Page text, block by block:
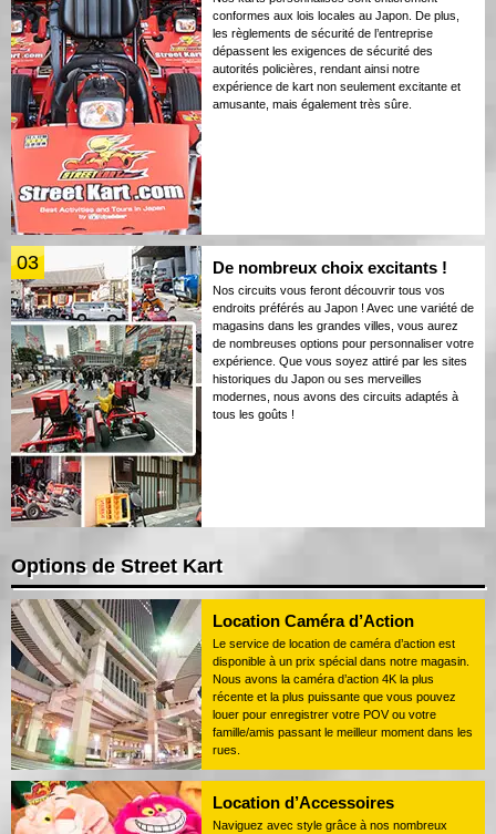
conformes aux lois locales au Japon. De plus,
les règlements de sécurité de l’entreprise
dépassent les exigences de sécurité des
autorités policières, rendant ainsi notre
expérience de kart non seulement excitante et
amusante, mais également très sûre.
03 De nombreux choix excitants !
Nos circuits vous feront découvrir tous vos
endroits préférés au Japon ! Avec une variété de
magasins dans les grandes villes, vous aurez
de nombreuses options pour personnaliser votre
expérience. Que vous soyez attiré par les sites
historiques du Japon ou ses merveilles
modernes, nous avons des circuits adaptés à
tous les goûts !
Options de Street Kart
Location Caméra d’Action
Le service de location de caméra d’action est
disponible à un prix spécial dans notre magasin.
Nous avons la caméra d’action 4K la plus
récente et la plus puissante que vous pouvez
louer pour enregistrer votre POV ou votre
famille/amis passant le meilleur moment dans les
rues.
Location d’Accessoires
Naviguez avec style grâce à nos nombreux